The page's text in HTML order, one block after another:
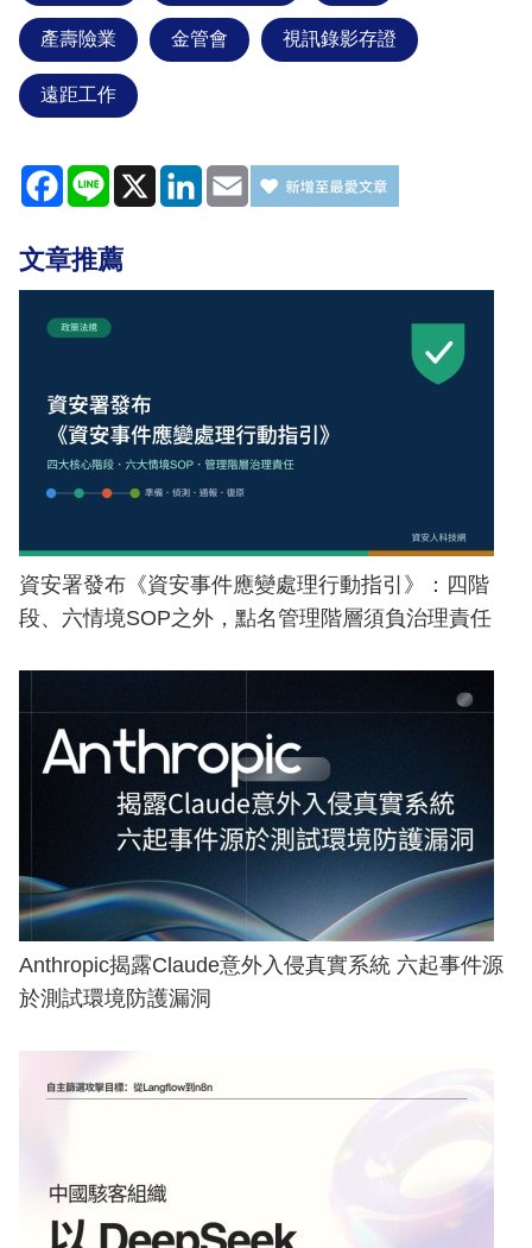
產壽險業 金管會 視訊錄影存證
遠距工作
Facebook
Line X LinkedIn
Email
文章推薦
資安署發布《資安事件應變處理行動指引》：四階
段、六情境SOP之外，點名管理階層須負治理責任
Anthropic揭露Claude意外入侵真實系統 六起事件源
於測試環境防護漏洞